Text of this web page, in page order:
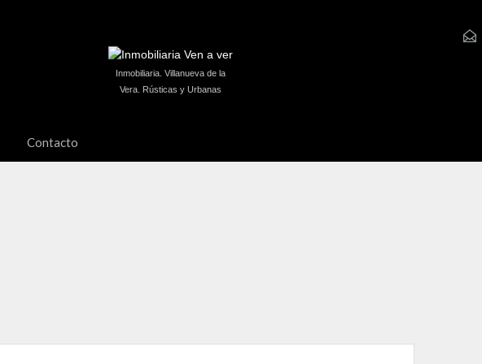
Inmobiliaria. Villanueva de la
Vera. Rústicas y Urbanas
Contacto